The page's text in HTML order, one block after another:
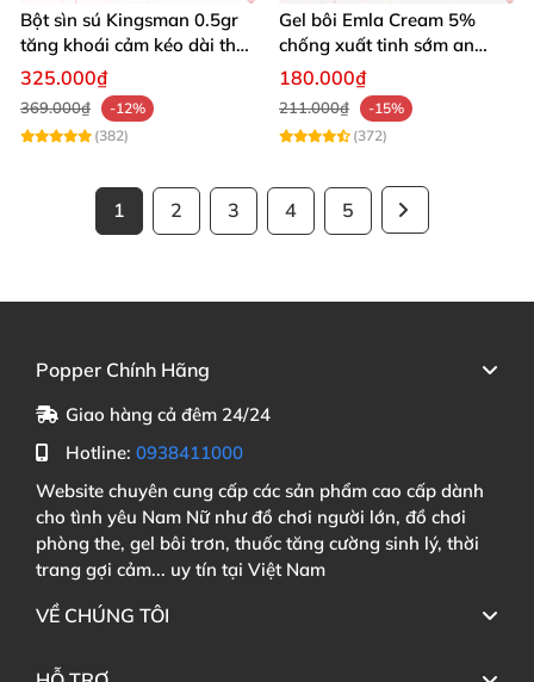
Bột sìn sú Kingsman 0.5gr
tăng khoái cảm kéo dài thời
gian quan hệ
325.000₫
369.000₫
-12%
(382)
Gel bôi Emla Cream 5%
chống xuất tinh sớm an
toàn hiệu quả 5g
180.000₫
211.000₫
-15%
(372)
1 2 3 4 5
Popper Chính Hãng
Giao hàng cả đêm 24/24
Hotline: 0938411000
Website chuyên cung cấp các sản phẩm cao cấp dành
cho tình yêu Nam Nữ như đồ chơi người lớn, đồ chơi
phòng the, gel bôi trơn, thuốc tăng cường sinh lý, thời
trang gợi cảm... uy tín tại Việt Nam
VỀ CHÚNG TÔI